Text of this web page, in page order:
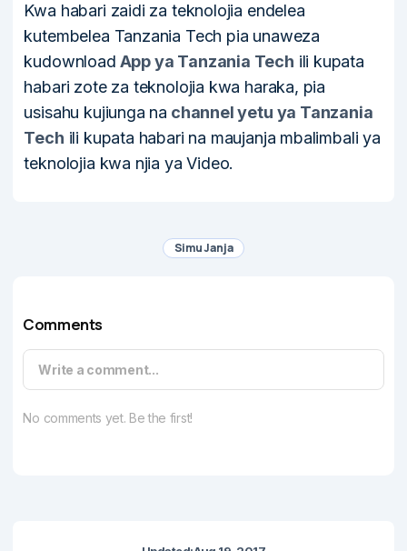
Kwa habari zaidi za teknolojia endelea
kutembelea Tanzania Tech pia unaweza
kudownload App ya Tanzania Tech ili kupata
habari zote za teknolojia kwa haraka, pia
usisahu kujiunga na channel yetu ya Tanzania
Tech ili kupata habari na maujanja mbalimbali ya
teknolojia kwa njia ya Video.
Simu Janja
Comments
Write a comment...
No comments yet. Be the first!